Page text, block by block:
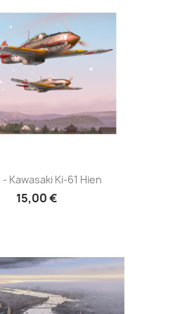
- Kawasaki Ki-61 Hien
15,00 €